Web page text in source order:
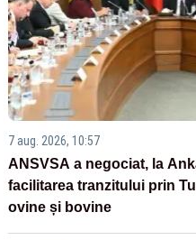
7 aug. 2026, 10:57
ANSVSA a negociat, la
facilitarea tranzitului prin
ovine și bovine